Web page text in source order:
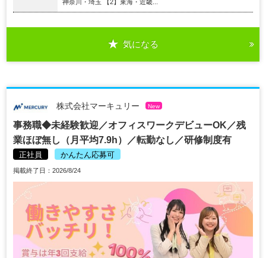
神奈川・埼玉 【2】東海・近畿...
気になる
株式会社マーキュリー New
事務職◆未経験歓迎／オフィスワークデビューOK／残
業ほぼ無し（月平均7.9h）／転勤なし／研修制度有
正社員 かんたん応募可
掲載終了日：2026/8/24